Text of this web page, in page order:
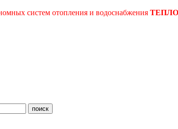
систем отопления и водоснабжения